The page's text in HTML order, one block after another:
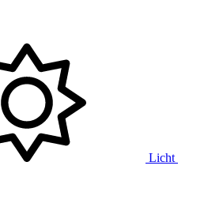
Licht